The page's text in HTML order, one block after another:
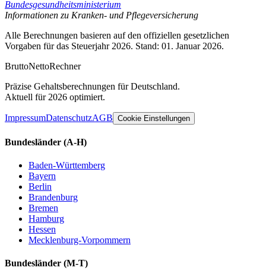
Bundesgesundheitsministerium
Informationen zu Kranken- und Pflegeversicherung
Alle Berechnungen basieren auf den offiziellen gesetzlichen
Vorgaben für das Steuerjahr 2026. Stand: 01. Januar 2026.
BruttoNettoRechner
Präzise Gehaltsberechnungen für Deutschland.
Aktuell für 2026 optimiert.
ImpressumDatenschutzAGB Cookie Einstellungen
Bundesländer (A-H)
Baden-Württemberg
Bayern
Berlin
Brandenburg
Bremen
Hamburg
Hessen
Mecklenburg-Vorpommern
Bundesländer (M-T)